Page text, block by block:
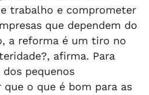
trabalho e comprometer
que dependem do
a reforma é um tiro no
afirma. Para
pequenos
que o que é bom para as